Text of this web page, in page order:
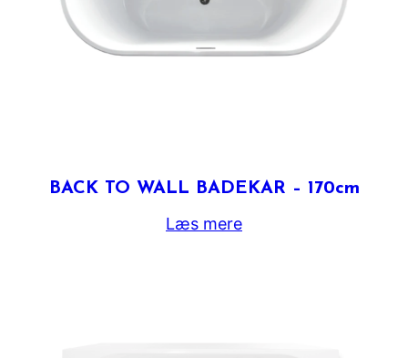
BACK TO WALL BADEKAR – 170cm
Læs mere